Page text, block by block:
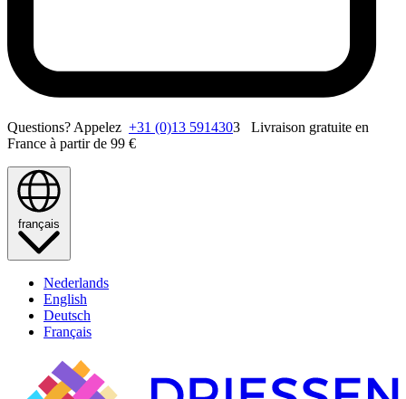
Questions? Appelez +31 (0)13 5914303 Livraison gratuite en
France à partir de 99 €
français
Nederlands
English
Deutsch
Français